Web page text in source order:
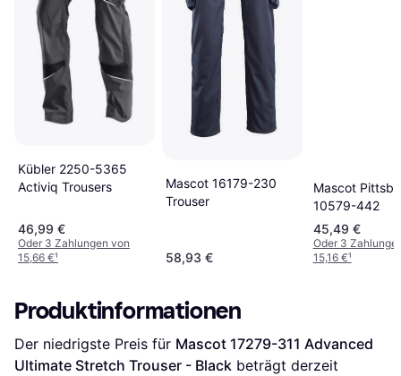
Kübler 2250-5365
Activiq Trousers
46,99 €
Oder 3 Zahlungen von
15,66 €¹
Mascot 16179-230
Trouser
58,93 €
Mascot
10579-442
45,49 €
Oder 3
15,16 €¹
Produktinformationen
Der niedrigste Preis für Mascot 17279-311 Advanced
Ultimate Stretch Trouser - Black